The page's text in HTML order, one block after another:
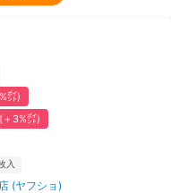
㌽)
3%㌽)
入
(ヤフショ)